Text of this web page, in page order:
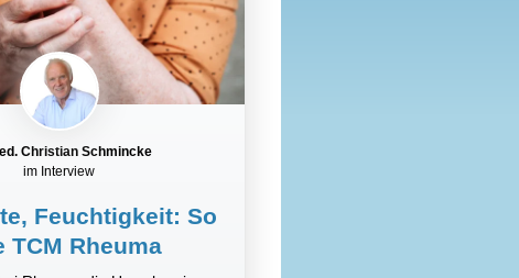
Christian Schmincke
im Interview
Feuchtigkeit: So
TCM Rheuma